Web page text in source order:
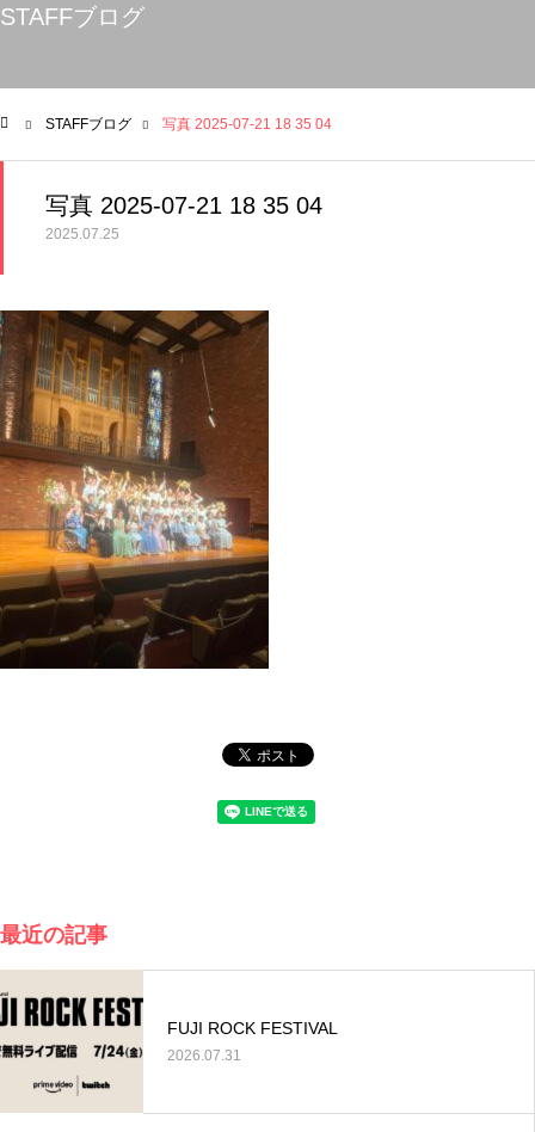
STAFFブログ
STAFFブログ 写真 2025-07-21 18 35 04
写真 2025-07-21 18 35 04
2025.07.25
最近の記事
FUJI ROCK FESTIVAL
2026.07.31